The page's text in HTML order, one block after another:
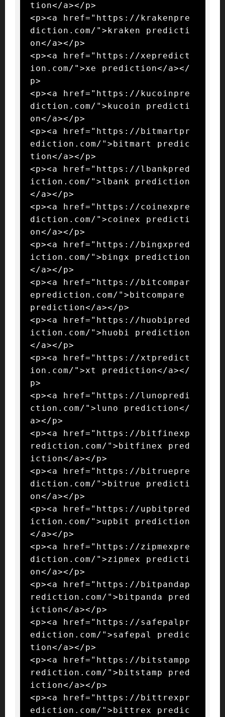
tion</a></p>
<p><a href="https://krakenpre
diction.com/">kraken predicti
on</a></p>
<p><a href="https://xepredict
ion.com/">xe prediction</a></
p>
<p><a href="https://kucoinpre
diction.com/">kucoin predicti
on</a></p>
<p><a href="https://bitmartpr
ediction.com/">bitmart predic
tion</a></p>
<p><a href="https://lbankpred
iction.com/">lbank prediction
</a></p>
<p><a href="https://coinexpre
diction.com/">coinex predicti
on</a></p>
<p><a href="https://bingxpred
iction.com/">bingx prediction
</a></p>
<p><a href="https://bitcompar
eprediction.com/">bitcompare
prediction</a></p>
<p><a href="https://huobipred
iction.com/">huobi prediction
</a></p>
<p><a href="https://xtpredict
ion.com/">xt prediction</a></
p>
<p><a href="https://lunopredi
ction.com/">luno prediction</
a></p>
<p><a href="https://bitfinexp
rediction.com/">bitfinex pred
iction</a></p>
<p><a href="https://bitruepre
diction.com/">bitrue predicti
on</a></p>
<p><a href="https://upbitpred
iction.com/">upbit prediction
</a></p>
<p><a href="https://zipmexpre
diction.com/">zipmex predicti
on</a></p>
<p><a href="https://bitpandap
rediction.com/">bitpanda pred
iction</a></p>
<p><a href="https://safepalpr
ediction.com/">safepal predic
tion</a></p>
<p><a href="https://bitstampp
rediction.com/">bitstamp pred
iction</a></p>
<p><a href="https://bittrexpr
ediction.com/">bittrex predic